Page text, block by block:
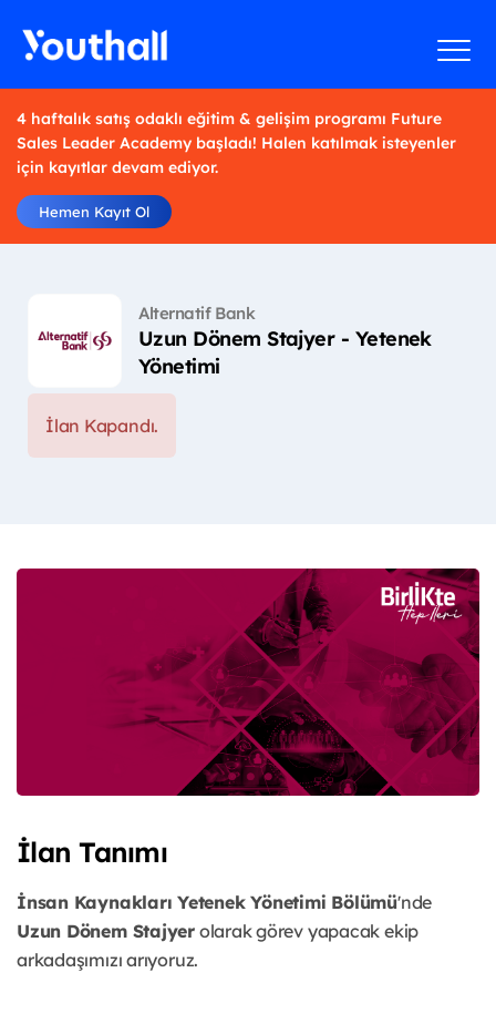
4 haftalık satış odaklı eğitim & gelişim programı Future
Sales Leader Academy başladı! Halen katılmak isteyenler
için kayıtlar devam ediyor.
Hemen Kayıt Ol
Alternatif Bank
Uzun Dönem Stajyer - Yetenek
Yönetimi
İlan Kapandı.
İlan Tanımı
İnsan Kaynakları Yetenek Yönetimi Bölümü'nde
Uzun Dönem Stajyerolarak görev yapacak ekip
arkadaşımızı arıyoruz.